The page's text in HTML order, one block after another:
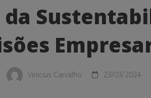
Vinicius Carvalho 23/03/2024